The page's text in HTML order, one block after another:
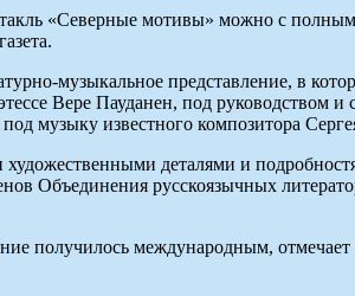
«Северные мотивы» можно с полным
музыкальное представление, в
Вере Пауданен, под руководством и
музыку известного композитора
деталями и
Объединения русскоязычных
получилось международным, отмечает